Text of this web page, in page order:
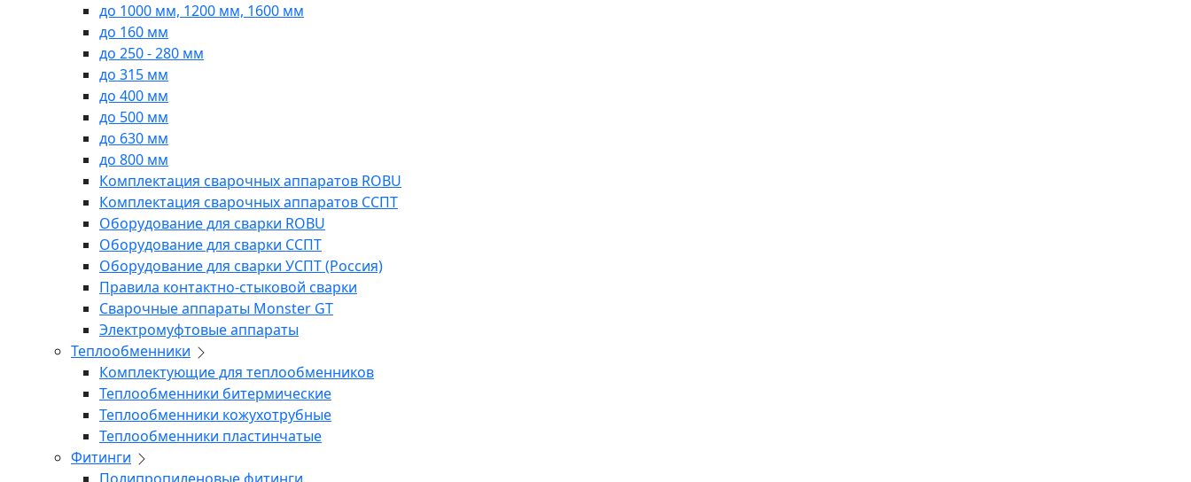
до 1000 мм, 1200 мм, 1600 мм
до 160 мм
до 250 - 280 мм
до 315 мм
до 400 мм
до 500 мм
до 630 мм
до 800 мм
Комплектация сварочных аппаратов ROBU
Комплектация сварочных аппаратов ССПТ
Оборудование для сварки ROBU
Оборудование для сварки ССПТ
Оборудование для сварки УСПТ (Россия)
Правила контактно-стыковой сварки
Сварочные аппараты Monster GT
Электромуфтовые аппараты
Теплообменники
Комплектующие для теплообменников
Теплообменники битермические
Теплообменники кожухотрубные
Теплообменники пластинчатые
Фитинги